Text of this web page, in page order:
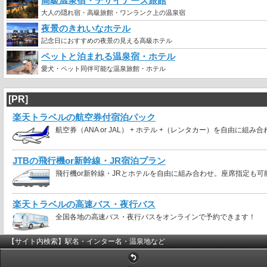
大人の隠れ宿・高級旅館・ワンランク上の温泉宿
夜景のきれいなホテル
記念日におすすめの夜景の見える高級ホテル
ペットと泊まれる温泉宿・ホテル
愛犬・ペット同伴可能な温泉旅館・ホテル
[PR]
楽天トラベルの航空券付宿泊パック
航空券（ANA or JAL） + ホテル +（レンタカー）を自由に組み合
JTBの飛行機or新幹線・JR宿泊プラン
飛行機or新幹線・JRとホテルを自由に組み合わせ。座席指定も可
楽天トラベルの高速バス・夜行バス
全国各地の高速バス・夜行バスをオンラインで予約できます！
【サイト内検索】駅名・インター名・温泉地など